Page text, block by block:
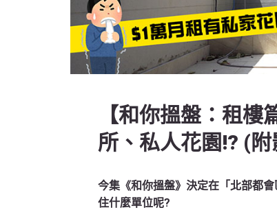
【和你搵盤：租
所、私人花園!? (附
今集《和你搵盤》決定在「北部都
住什麼單位呢?